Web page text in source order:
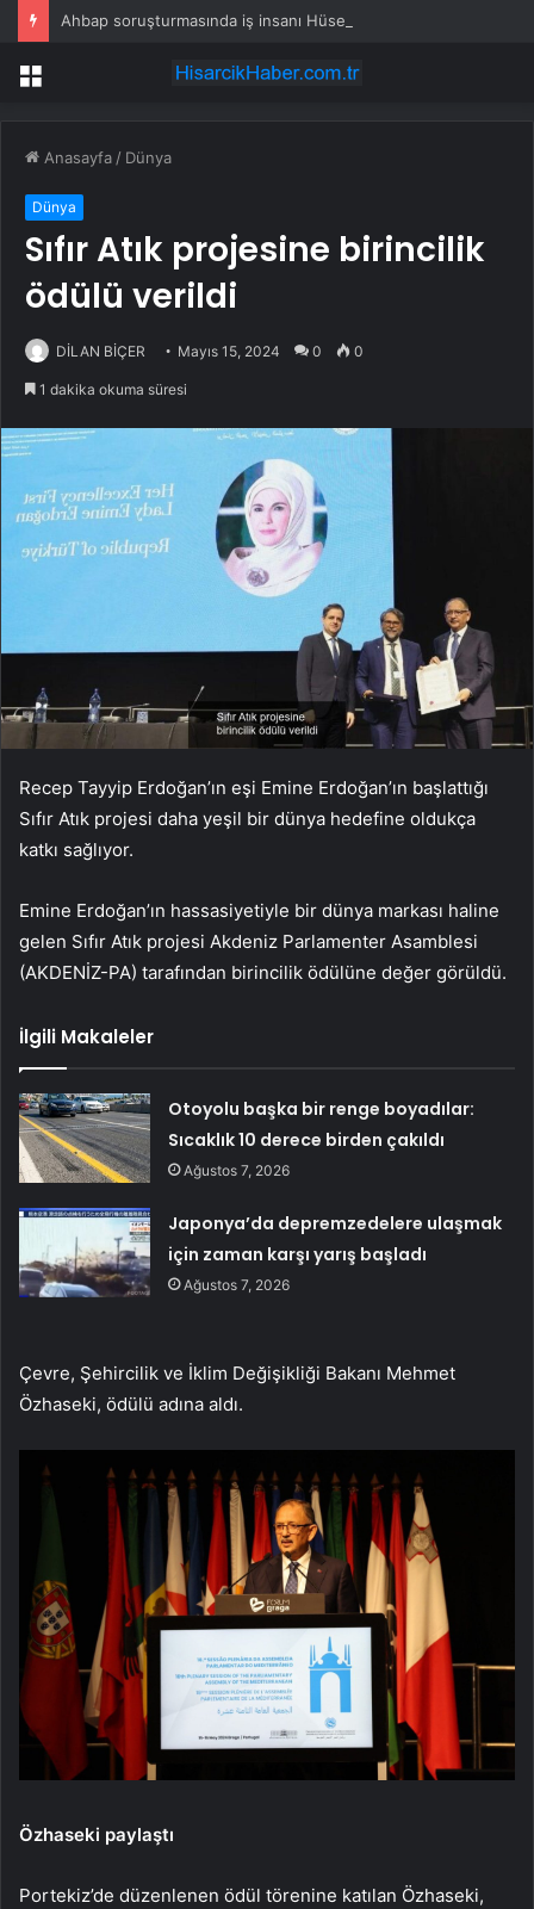
Menü
Anasayfa / Dünya
Dünya
Sıfır Atık projesine birincilik
ödülü verildi
DİLAN BİÇER Mayıs 15, 2024 0 0
1 dakika okuma süresi
Recep Tayyip Erdoğan’ın eşi Emine Erdoğan’ın başlattığı
Sıfır Atık projesi daha yeşil bir dünya hedefine oldukça
katkı sağlıyor.
Emine Erdoğan’ın hassasiyetiyle bir dünya markası haline
gelen Sıfır Atık projesi Akdeniz Parlamenter Asamblesi
(AKDENİZ-PA) tarafından birincilik ödülüne değer görüldü.
İlgili Makaleler
Otoyolu başka bir renge boyadılar:
Sıcaklık 10 derece birden çakıldı
Ağustos 7, 2026
Japonya’da depremzedelere ulaşmak
için zaman karşı yarış başladı
Ağustos 7, 2026
Çevre, Şehircilik ve İklim Değişikliği Bakanı Mehmet
Özhaseki, ödülü adına aldı.
Özhaseki paylaştı
Portekiz’de düzenlenen ödül törenine katılan Özhaseki,